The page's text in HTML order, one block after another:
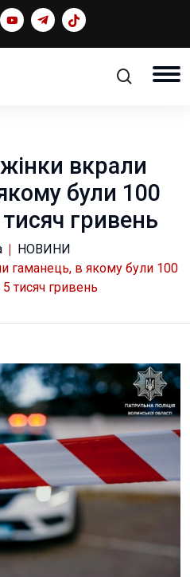
вкрали
були 100
гривень
НОВИНИ
гаманець, в якому були 100
5 тисяч гривень